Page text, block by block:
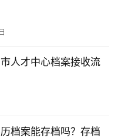
人才中心档案接收流
档案能存档吗？存档